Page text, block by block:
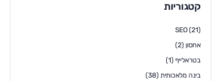
קטגוריות
SEO(21)
אחסון (2)
בטראלייף (1)
בינה מלאכותית (38)